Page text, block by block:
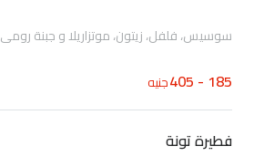
سوسيس، فلفل، زيتون، موتزاريلا و جبنة رومى
185 - 405 جنيه
فطيرة تونة